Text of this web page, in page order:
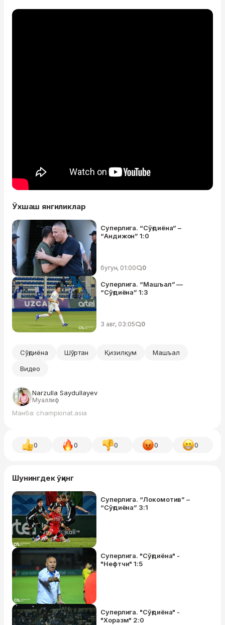
Ўхшаш янгиликлар
Суперлига. “Сўғдиёна” –
“Андижон” 1:0
бугун, 01:00 0
Суперлига. “Машъал” —
“Сўғдиёна” 1:3
3 авг, 03:05 0
Сўғдиёна Шўртан Қизилқум
Машъал
Видео
Narzulla Saydullayev
Муаллиф
Манба: championat.asia
0 0 0 0 0
Шунингдек ўқинг
Суперлига. “Локомотив” –
“Сўғдиёна” 3:1
Суперлига. "Сўғдиёна" -
"Нефтчи" 1:5
Суперлига. "Сўғдиёна" -
"Хоразм" 2:0